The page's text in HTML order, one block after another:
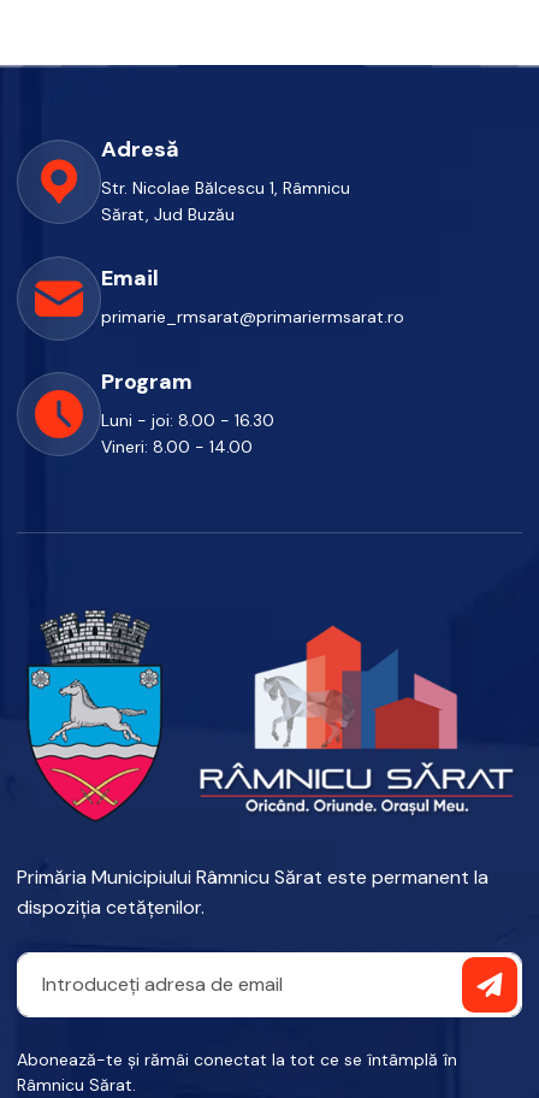
Adresă
Str. Nicolae Bălcescu 1, Râmnicu
Sărat, Jud Buzău
Email
primarie_rmsarat@primariermsarat.ro
Program
Luni - joi: 8.00 - 16.30
Vineri: 8.00 - 14.00
Primăria Municipiului Râmnicu Sărat este permanent la
dispoziția cetățenilor.
Abonează-te și rămâi conectat la tot ce se întâmplă în
Râmnicu Sărat.